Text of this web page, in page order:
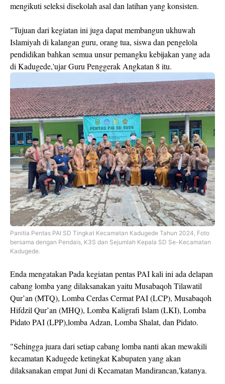
mengikuti seleksi disekolah asal dan latihan yang konsisten.
"Tujuan dari kegiatan ini juga dapat membangun ukhuwah
Islamiyah di kalangan guru, orang tua, siswa dan pengelola
pendidikan bahkan semua unsur pemangku kebijakan yang ada
di Kadugede,'ujar Guru Penggerak Angkatan 8 itu.
Panitia Pentas PAI SD Tingkat Kecamatan Kadugede Tahun 2024, Foto
bersama dengan Pendais, K3S dan Sejumlah Kepala SD Se-Kecamatan
Kadugede.
Enda mengatakan Pada kegiatan pentas PAI kali ini ada delapan
cabang lomba yang dilaksanakan yaitu Musabaqoh Tilawatil
Qur’an (MTQ), Lomba Cerdas Cermat PAI (LCP), Musabaqoh
Hifdzil Qur’an (MHQ), Lomba Kaligrafi Islam (LKI), Lomba
Pidato PAI (LPP),lomba Adzan, Lomba Shalat, dan Pidato.
"Sehingga juara dari setiap cabang lomba nanti akan mewakili
kecamatan Kadugede ketingkat Kabupaten yang akan
dilaksanakan empat Juni di Kecamatan Mandirancan,'katanya.